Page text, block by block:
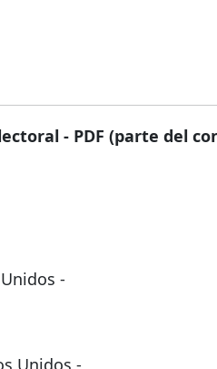
- PDF (parte del
-